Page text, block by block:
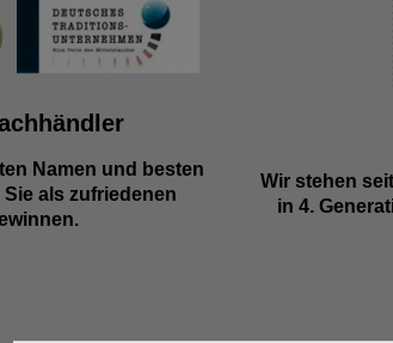
Namen und besten
als zufriedenen
Wir stehen
in 4.